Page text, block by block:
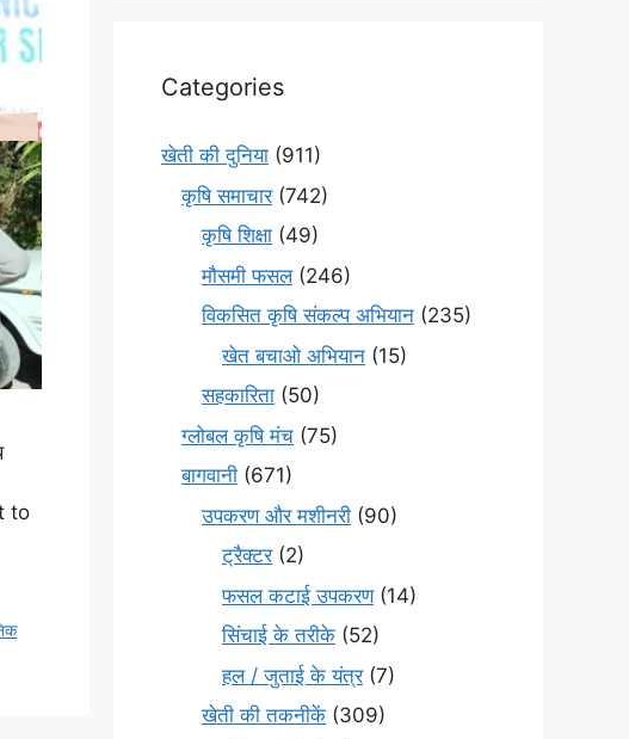
to
Categories
खेती की दुनिया (911)
कृषि समाचार(742)
कृषि शिक्षा (49)
मौसमी फसल(246)
विकसित कृषि संकल्प अभियान (235)
खेत बचाओ अभियान (15)
सहकारिता (50)
ग्लोबल कृषि मंच (75)
बागवानी (671)
उपकरण और मशीनरी (90)
ट्रैक्टर(2)
फसल कटाई उपकरण(14)
सिंचाई के तरीके (52)
हल / जुताई के यंत्र(7)
खेती की तकनीकें (309)